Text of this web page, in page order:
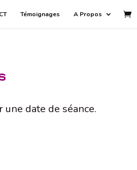
Témoignages A Propos
date de séance.